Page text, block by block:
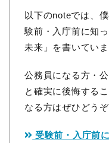
以下のnoteでは、
験前・入庁前に知
未来」を書いていま
公務員になる方・
と確実に後悔する
なる方はぜひどうぞ
受験前・入庁前